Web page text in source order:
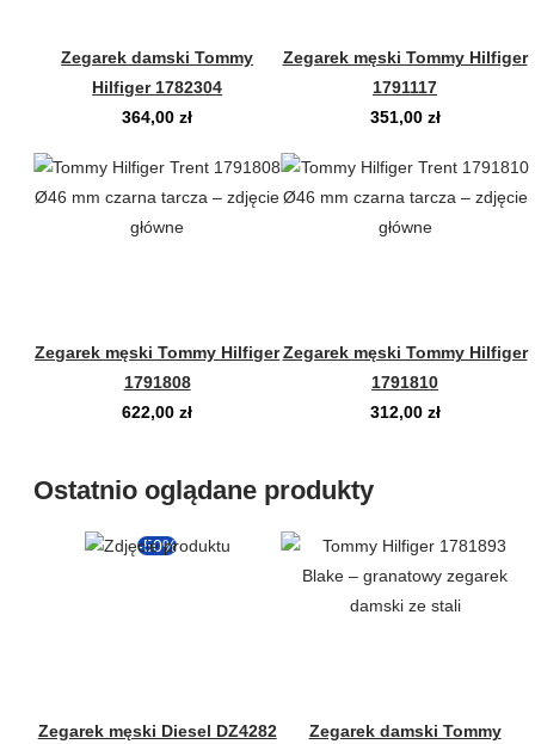
Zegarek damski Tommy
Hilfiger 1782304
364,00zł
Zegarek męski Tommy Hilfiger
1791117
351,00 zł
Zegarek męski Tommy Hilfiger
1791808
622,00zł
Zegarek męski Tommy Hilfiger
1791810
312,00 zł
Ostatnio oglądane produkty
-50%
Zegarek męski Diesel DZ4282
Zegarek damski Tommy